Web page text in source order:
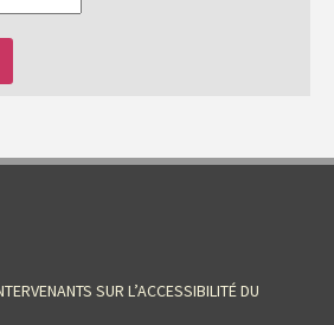
SUR L’ACCESSIBILITÉ DU